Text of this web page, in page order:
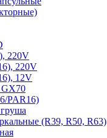
220V
220V
12V
PAR16)
(R39, R50, R63)